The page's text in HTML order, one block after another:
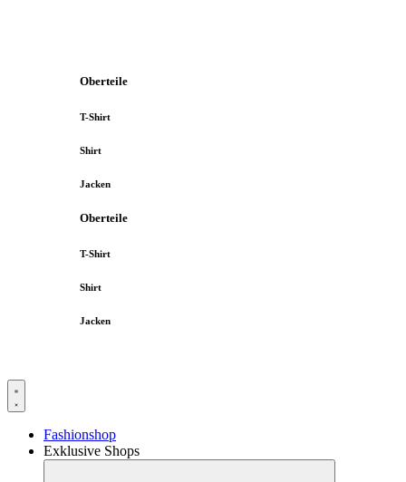
Oberteile
T-Shirt
Shirt
Jacken
Oberteile
T-Shirt
Shirt
Jacken
Fashionshop
Exklusive Shops